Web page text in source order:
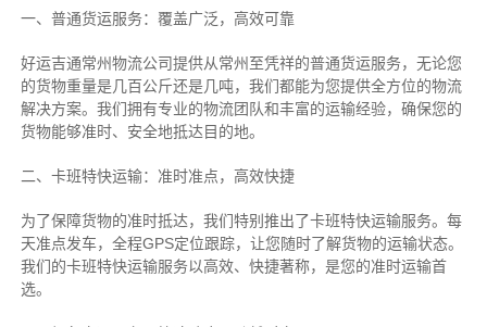
一、普通货运服务：覆盖广泛，高效可靠
好运吉通常州物流公司提供从常州至凭祥的普通货运服务，无论您
的货物重量是几百公斤还是几吨，我们都能为您提供全方位的物流
解决方案。我们拥有专业的物流团队和丰富的运输经验，确保您的
货物能够准时、安全地抵达目的地。
二、卡班特快运输：准时准点，高效快捷
为了保障货物的准时抵达，我们特别推出了卡班特快运输服务。每
天准点发车，全程GPS定位跟踪，让您随时了解货物的运输状态。
我们的卡班特快运输服务以高效、快捷著称，是您的准时运输首
选。